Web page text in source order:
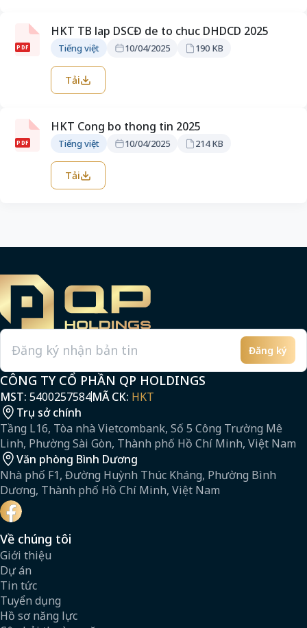
PDF
HKT TB lap DSCĐ de to chuc DHDCD 2025
Tiếng việt 10/04/2025 190 KB
Tải
PDF
HKT Cong bo thong tin 2025
Tiếng việt 10/04/2025 214 KB
Tải
Email Đăng ký
CÔNG TY CỔ PHẦN QP HOLDINGS
MST: 5400257584MÃ CK: HKT
Trụ sở chính
Tầng L16, Tòa nhà Vietcombank, Số 5 Công Trường Mê
Linh, Phường Sài Gòn, Thành phố Hồ Chí Minh, Việt Nam
Văn phòng Bình Dương
Nhà phố F1, Đường Huỳnh Thúc Kháng, Phường Bình
Dương, Thành phố Hồ Chí Minh, Việt Nam
Về chúng tôi
Giới thiệu
Dự án
Tin tức
Tuyển dụng
Hồ sơ năng lực